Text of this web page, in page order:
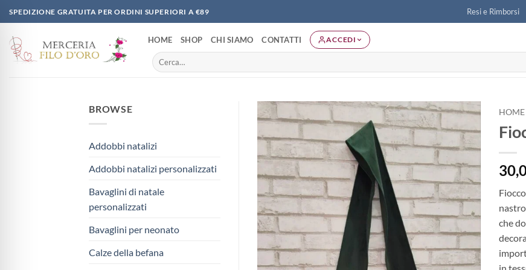
Salta
ai
contenuti
SPEDIZIONE GRATUITA PER ORDINI SUPERIORI A €89 Resi e Rimborsi
HOME SHOP CHI SIAMO CONTATTI
ACCEDI
Cerca:
BROWSE
Addobbi natalizi
Addobbi natalizi personalizzati
Bavaglini di natale
personalizzati
Bavaglini per neonato
Calze della befana
Aggiungi
alla lista
dei
desideri
HOME
che